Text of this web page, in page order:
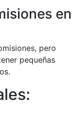
en
pero
pequeñas